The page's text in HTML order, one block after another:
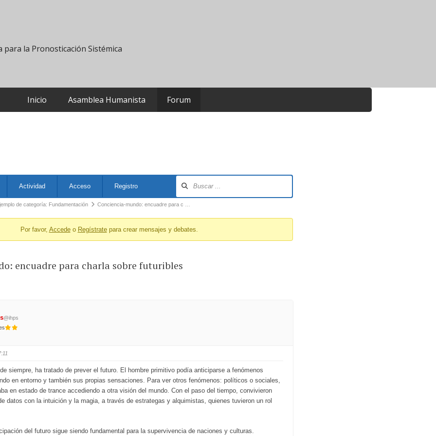
la Pronosticación Sistémica
Inicio Asamblea Humanista Forum
Actividad Acceso Registro
de categoría: Fundamentación Conciencia-mundo: encuadre para c …
Por favor, Accedeo Regístratepara crear mensajes y debates.
encuadre para charla sobre futuribles
@ihps
siempre, ha tratado de prever el futuro. El hombre primitivo podía anticiparse a fenómenos
en entorno y también sus propias sensaciones. Para ver otros fenómenos: políticos o sociales,
en estado de trance accediendo a otra visión del mundo. Con el paso del tiempo, convivieron
datos con la intuición y la magia, a través de estrategas y alquimistas, quienes tuvieron un rol
del futuro sigue siendo fundamental para la supervivencia de naciones y culturas.